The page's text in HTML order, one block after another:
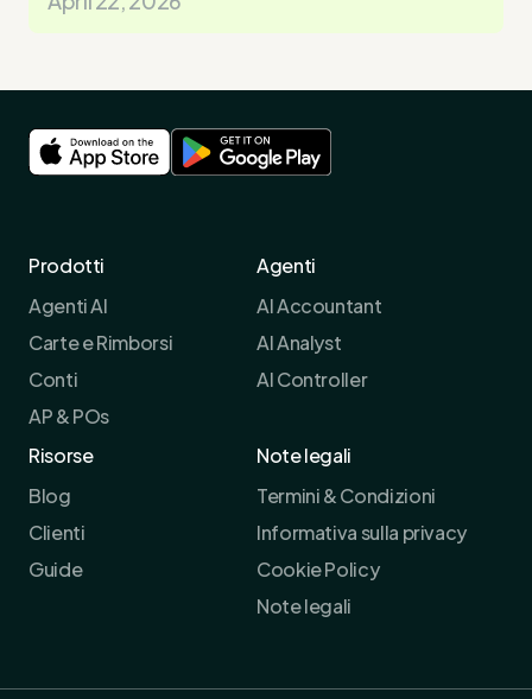
Prodotti
Agenti AI
Carte e Rimborsi
Conti
AP & POs
Agenti
AI Accountant
AI Analyst
AI Controller
Risorse
Blog
Clienti
Guide
Note legali
Termini & Condizioni
Informativa sulla privacy
Cookie Policy
Note legali